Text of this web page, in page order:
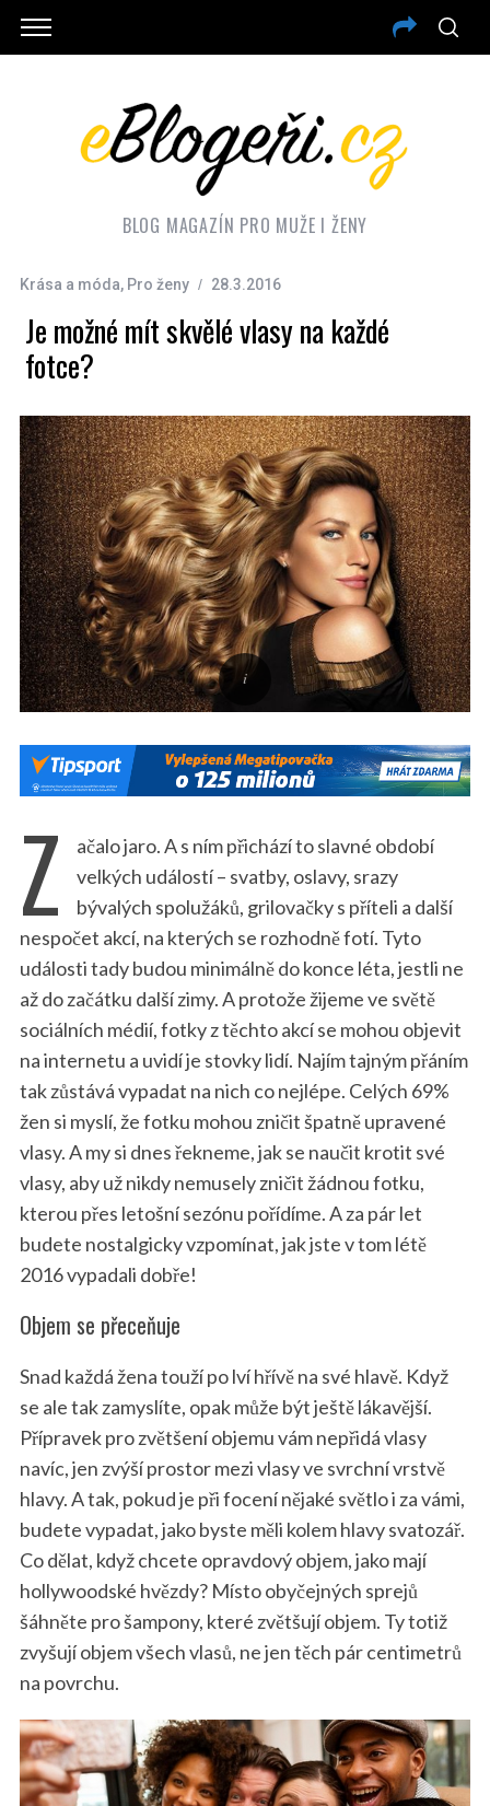
BLOG MAGAZÍN PRO MUŽE I ŽENY
Krása a móda, Pro ženy 28.3.2016
Je možné mít skvělé vlasy na každé
fotce?
Z
ačalo jaro. A s ním přichází to slavné období
velkých událostí – svatby, oslavy, srazy
bývalých spolužáků, grilovačky s příteli a další
nespočet akcí, na kterých se rozhodně fotí. Tyto
události tady budou minimálně do konce léta, jestli ne
až do začátku další zimy. A protože žijeme ve světě
sociálních médií, fotky z těchto akcí se mohou objevit
na internetu a uvidí je stovky lidí. Najím tajným přáním
tak zůstává vypadat na nich co nejlépe. Celých 69%
žen si myslí, že fotku mohou zničit špatně upravené
vlasy. A my si dnes řekneme, jak se naučit krotit své
vlasy, aby už nikdy nemusely zničit žádnou fotku,
kterou přes letošní sezónu pořídíme. A za pár let
budete nostalgicky vzpomínat, jak jste v tom létě
2016 vypadali dobře!
Objem se přeceňuje
Snad každá žena touží po lví hřívě na své hlavě. Když
se ale tak zamyslíte, opak může být ještě lákavější.
Přípravek pro zvětšení objemu vám nepřidá vlasy
navíc, jen zvýší prostor mezi vlasy ve svrchní vrstvě
hlavy. A tak, pokud je při focení nějaké světlo i za vámi,
budete vypadat, jako byste měli kolem hlavy svatozář.
Co dělat, když chcete opravdový objem, jako mají
hollywoodské hvězdy? Místo obyčejných sprejů
šáhněte pro šampony, které zvětšují objem. Ty totiž
zvyšují objem všech vlasů, ne jen těch pár centimetrů
na povrchu.